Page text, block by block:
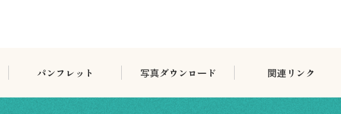
パンフレット 写真ダウンロード 関連リンク